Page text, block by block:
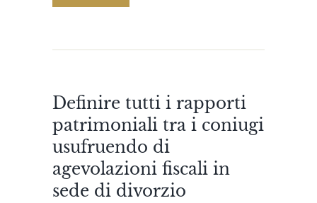
Definire tutti i rapporti
patrimoniali tra i coniugi
usufruendo di
agevolazioni fiscali in
sede di divorzio